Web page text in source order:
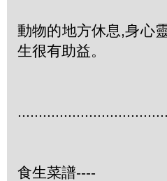
動物的地方休息,身心
生很有助益。
食生菜譜----